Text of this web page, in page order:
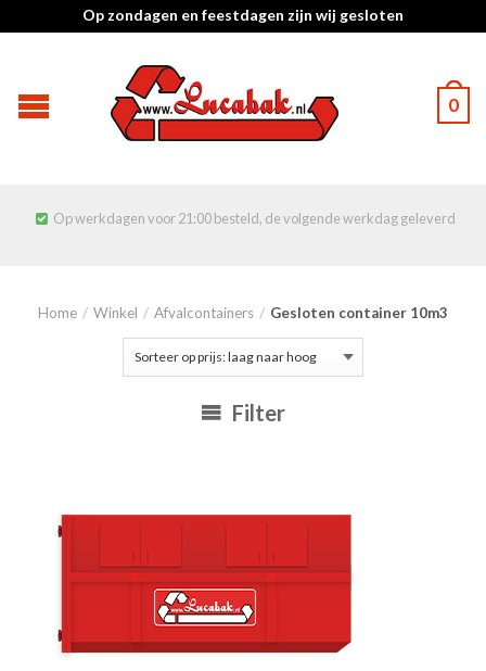
Op zondagen en feestdagen zijn wij gesloten
0
 Op werkdagen voor 21:00 besteld, de volgende werkdag geleverd
Home / Winkel / Afvalcontainers / Gesloten container 10m3
Filter